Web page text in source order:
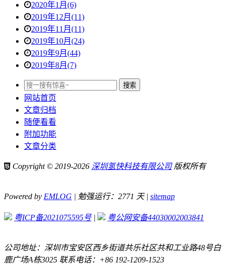
2020年1月(6)
2019年12月(11)
2019年11月(11)
2019年10月(24)
2019年9月(44)
2019年8月(7)
网站首页
文章归档
随便看看
附加功能
文章分类
Copyright © 2019-2026 深圳氢快科技有限公司版权所有
Powered by EMLOG | 勉强运行：2771 天 | sitemap
粤ICP备2021075595号| 粤公网安备44030002003841
公司地址：深圳市宝安区西乡街道共乐社区共和工业路48号白
鹿广场A栋3025 联系电话：+86 192-1209-1523